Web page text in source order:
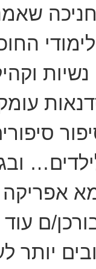
26, חניכה
אפריקה
ם
יותר